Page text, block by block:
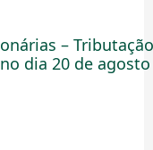
– Tributação
dia 20 de agosto